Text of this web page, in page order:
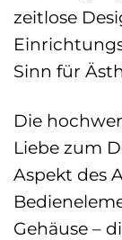
zeitlose
Sinn für
Die
Liebe zum
Aspekt des
Gehäuse –